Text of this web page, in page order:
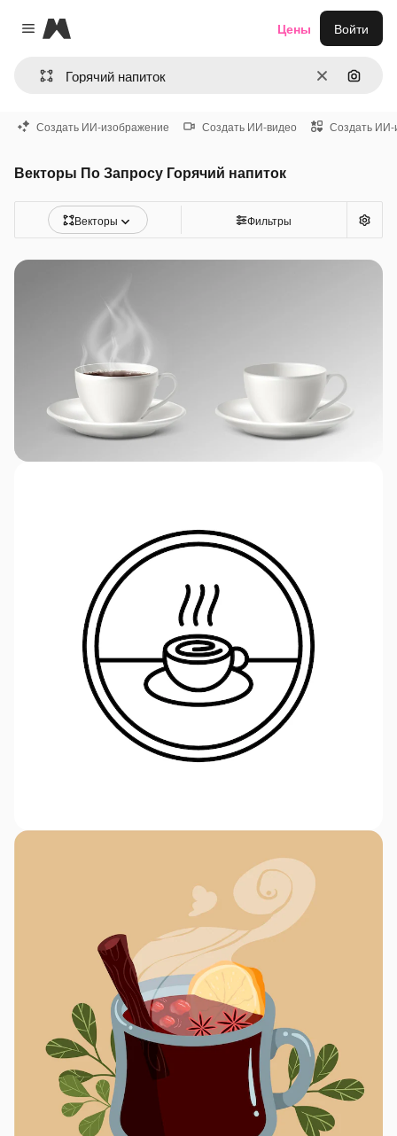
Close menu
Magnific
ОчиститьПоиск
Цены Войти
Создать ИИ-изображение Создать ИИ-видео Создать ИИ-
Векторы По Запросу Горячий напиток
Векторы Фильтры